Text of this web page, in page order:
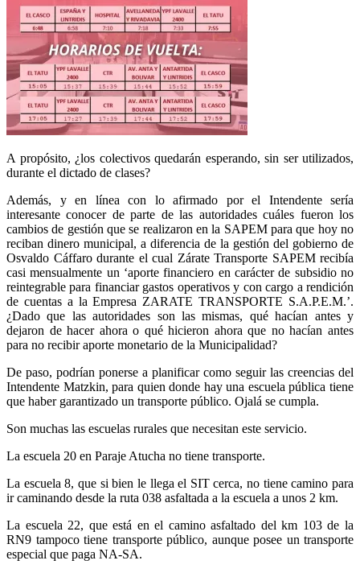
A propósito, ¿los colectivos quedarán esperando, sin ser utilizados,
durante el dictado de clases?
Además, y en línea con lo afirmado por el Intendente sería
interesante conocer de parte de las autoridades cuáles fueron los
cambios de gestión que se realizaron en la SAPEM para que hoy no
reciban dinero municipal, a diferencia de la gestión del gobierno de
Osvaldo Cáffaro durante el cual Zárate Transporte SAPEM recibía
casi mensualmente un ‘aporte financiero en carácter de subsidio no
reintegrable para financiar gastos operativos y con cargo a rendición
de cuentas a la Empresa ZARATE TRANSPORTE S.A.P.E.M.’.
¿Dado que las autoridades son las mismas, qué hacían antes y
dejaron de hacer ahora o qué hicieron ahora que no hacían antes
para no recibir aporte monetario de la Municipalidad?
De paso, podrían ponerse a planificar como seguir las creencias del
Intendente Matzkin, para quien donde hay una escuela pública tiene
que haber garantizado un transporte público. Ojalá se cumpla.
Son muchas las escuelas rurales que necesitan este servicio.
La escuela 20 en Paraje Atucha no tiene transporte.
La escuela 8, que si bien le llega el SIT cerca, no tiene camino para
ir caminando desde la ruta 038 asfaltada a la escuela a unos 2 km.
La escuela 22, que está en el camino asfaltado del km 103 de la
RN9 tampoco tiene transporte público, aunque posee un transporte
especial que paga NA-SA.